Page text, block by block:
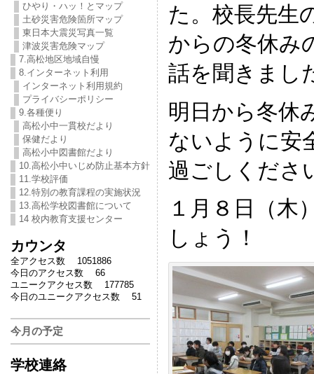
ひやり・ハッ！とマップ
土砂災害危険箇所マップ
東日本大震災写真一覧
津波災害危険マップ
7.高松地区地域自慢
8.インターネット利用
インターネット利用規約
プライバシーポリシー
9.各種便り
高松小中一貫校だより
保健だより
高松小中図書館だより
10.高松小中いじめ防止基本方針
11.学校評価
12.特別の教育課程の実施状況
13.高松学校図書館について
14 校内教育支援センター
カウンタ
全アクセス数 1051886
今日のアクセス数 66
ユニークアクセス数 177785
今日のユニークアクセス数 51
今月の予定
学校連絡
た。校長先生
からの冬休み
話を聞きまし
明日から冬休
ないように安
過ごしくださ
１月８日（木
しょう！